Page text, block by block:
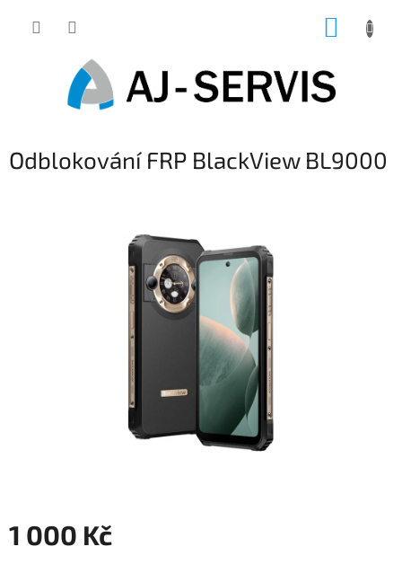
Odblokování FRP BlackView BL9000
1 000 Kč